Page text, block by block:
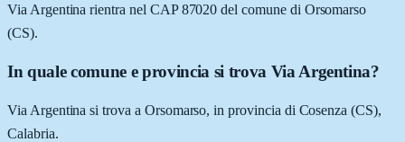
Via Argentina rientra nel CAP 87020 del comune di Orsomarso
(CS).
In quale comune e provincia si trova Via Argentina?
Via Argentina si trova a Orsomarso, in provincia di Cosenza (CS),
Calabria.